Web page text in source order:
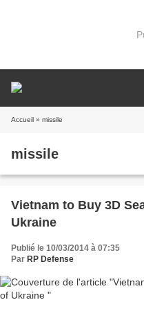
Accueil » missile
missile
Vietnam to Buy 3D
Ukraine
Publié le 10/03/2014 à 07:35
Par RP Defense